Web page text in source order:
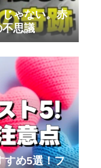
ゃない。赤
思議
すめ5選！フ